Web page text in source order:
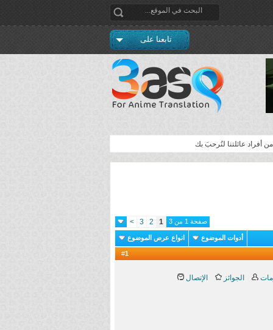
تابعنا على
أفراد عائلتنا لنُرحبَ بك
صفحة 1 من 3 1
2
3
>
أدوات الموضوع انواع عرض الموضوع
1
الجوائز الإتصال